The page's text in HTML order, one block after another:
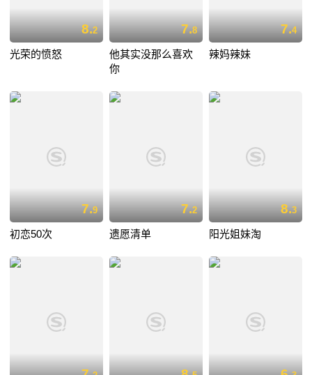
8.2
光荣的愤怒
7.8
他其实没那么喜欢
你
7.4
辣妈辣妹
7.9
初恋50次
7.2
遗愿清单
8.3
阳光姐妹淘